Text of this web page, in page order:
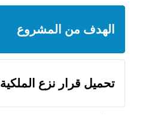
الهدف من المشروع
تحميل قرار نزع الملكية